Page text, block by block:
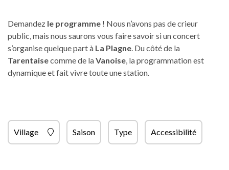
Demandez le programme ! Nous n’avons pas de crieur
public, mais nous saurons vous faire savoir si un concert
s’organise quelque part à La Plagne. Du côté de la
Tarentaisecomme de laVanoise, la programmation est
dynamique et fait vivre toute une station.
Village Saison Type Accessibilité